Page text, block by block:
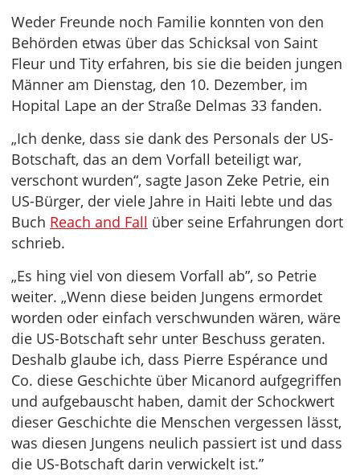
Weder Freunde noch Familie konnten von den
Behörden etwas über das Schicksal von Saint
Fleur und Tity erfahren, bis sie die beiden jungen
Männer am Dienstag, den 10. Dezember, im
Hopital Lape an der Straße Delmas 33 fanden.
„Ich denke, dass sie dank des Personals der US-
Botschaft, das an dem Vorfall beteiligt war,
verschont wurden“, sagte Jason Zeke Petrie, ein
US-Bürger, der viele Jahre in Haiti lebte und das
Buch Reach and Fall über seine Erfahrungen dort
schrieb.
„Es hing viel von diesem Vorfall ab”, so Petrie
weiter. „Wenn diese beiden Jungens ermordet
worden oder einfach verschwunden wären, wäre
die US-Botschaft sehr unter Beschuss geraten.
Deshalb glaube ich, dass Pierre Espérance und
Co. diese Geschichte über Micanord aufgegriffen
und aufgebauscht haben, damit der Schockwert
dieser Geschichte die Menschen vergessen lässt,
was diesen Jungens neulich passiert ist und dass
die US-Botschaft darin verwickelt ist.”